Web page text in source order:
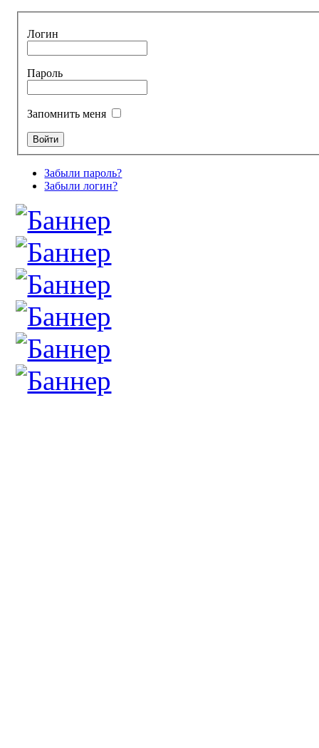
Логин
Пароль
Запомнить меня
Забыли пароль?
Забыли логин?